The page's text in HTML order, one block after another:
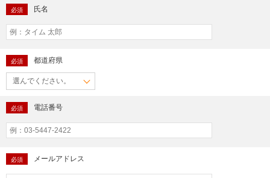
必須 氏名
必須 都道府県
必須 電話番号
必須 メールアドレス